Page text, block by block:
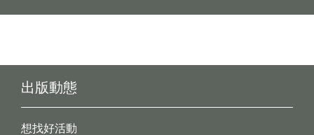
出版動態
想找好活動